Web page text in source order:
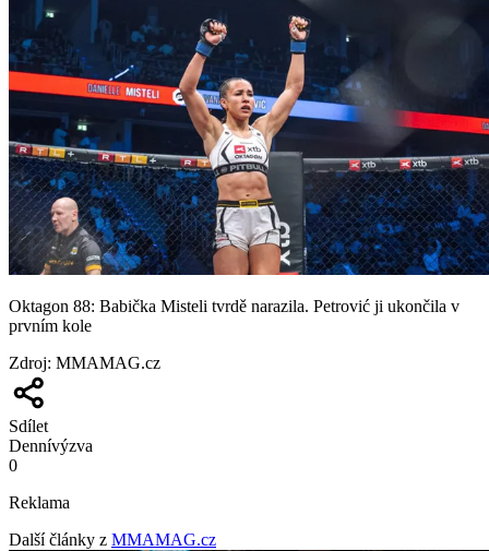
Oktagon 88: Babička Misteli tvrdě narazila. Petrović ji ukončila v
prvním kole
Zdroj: MMAMAG.cz
Sdílet
Dennívýzva
0
Reklama
Další články z MMAMAG.cz